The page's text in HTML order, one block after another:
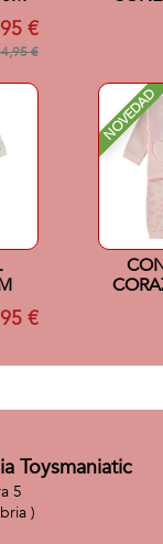
€
€
€
NOVEDAD
Toysmaniatic
5
)